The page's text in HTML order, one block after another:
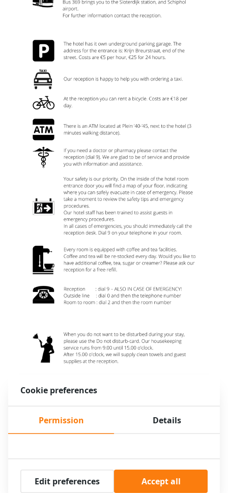
Cookie preferences
Permission Details
Edit preferences Accept all